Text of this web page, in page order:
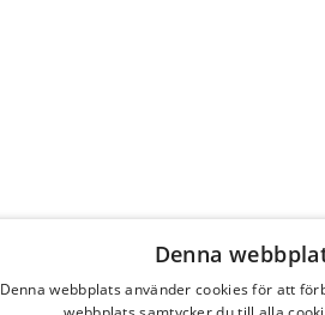
Denna
Denna webbplats använder cookies för att